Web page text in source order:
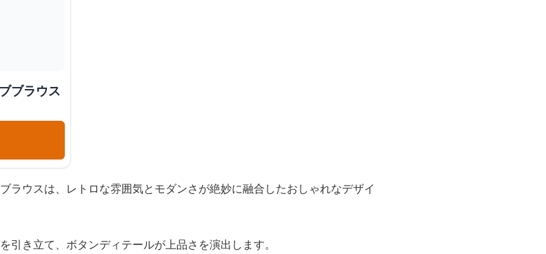
ブラウス
ラウスは、レトロな雰囲気とモダンさが絶妙に融合したおしゃれなデザイ
き立て、ボタンディテールが上品さを演出します。